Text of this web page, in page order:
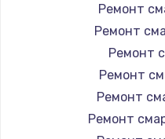
Ремонт
Ремонт
Ремонт
Ремонт
Ремонт
Ремонт